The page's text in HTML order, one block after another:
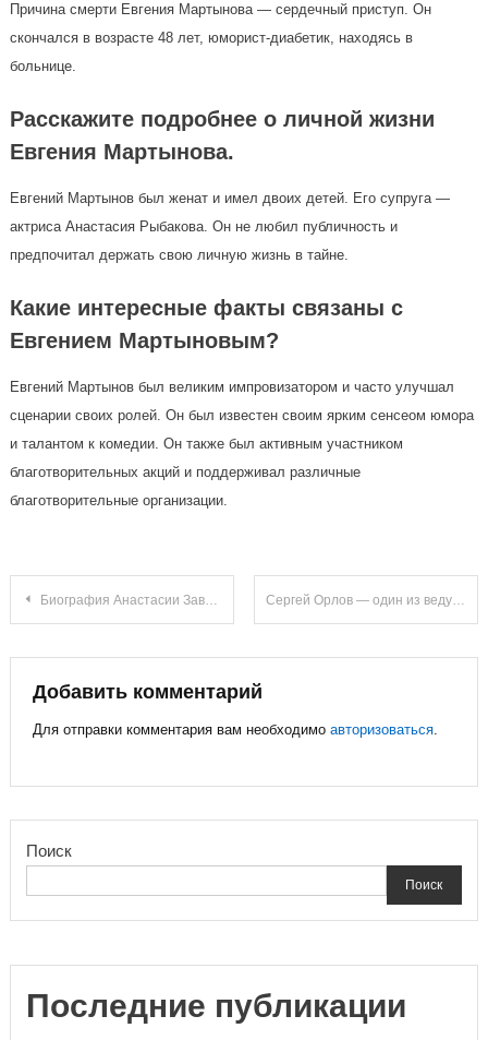
Причина смерти Евгения Мартынова — сердечный приступ. Он
скончался в возрасте 48 лет, юморист-диабетик, находясь в
больнице.
Расскажите подробнее о личной жизни
Евгения Мартынова.
Евгений Мартынов был женат и имел двоих детей. Его супруга —
актриса Анастасия Рыбакова. Он не любил публичность и
предпочитал держать свою личную жизнь в тайне.
Какие интересные факты связаны с
Евгением Мартыновым?
Евгений Мартынов был великим импровизатором и часто улучшал
сценарии своих ролей. Он был известен своим ярким сенсеом юмора
и талантом к комедии. Он также был активным участником
благотворительных акций и поддерживал различные
благотворительные организации.
Навигация
по
записям
Биография Анастасии Заворотнюк на Википедии — дата смерти, достижения в карьере и личной жизни знаменитой актрисы Сергей Орлов — один из ведущих комиков современности, его биография и великие достижения
Добавить комментарий
Для отправки комментария вам необходимо авторизоваться.
Поиск
Поиск
Последние публикации